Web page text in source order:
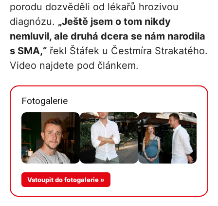
porodu dozvěděli od lékařů hrozivou
diagnózu. „Ještě jsem o tom nikdy
nemluvil, ale druhá dcera se nám narodila
s SMA,“ řekl Štáfek u Čestmíra Strakatého.
Video najdete pod článkem.
Fotogalerie
Vstoupit do fotogalerie »